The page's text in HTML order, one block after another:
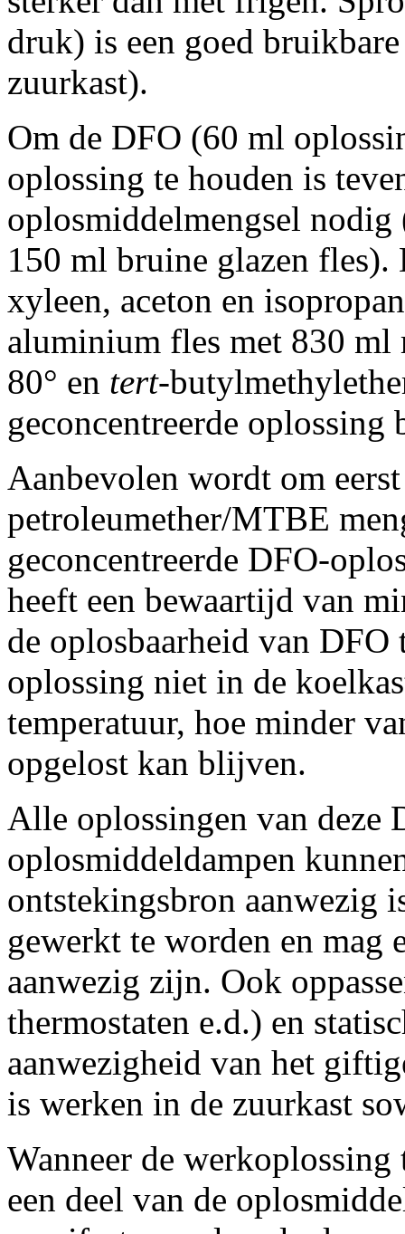
druk) is een goed
zuurkast).
Om de DFO (60 ml
oplossing te houden is
oplosmiddelmengsel
150 ml bruine glazen
xyleen, aceton en
aluminium fles met 830 ml
80° en tert-
geconcentreerde oplossing
Aanbevolen wordt om
petroleumether/MTBE
geconcentreerde DFO-
heeft een bewaartijd van
de oplosbaarheid van DFO
oplossing niet in de
temperatuur, hoe minder
opgelost kan blijven.
Alle oplossingen van deze
oplosmiddeldampen
ontstekingsbron aanwezig
gewerkt te worden en mag
aanwezig zijn. Ook
thermostaten e.d.) en
aanwezigheid van het
is werken in de zuurkast
Wanneer de
een deel van de